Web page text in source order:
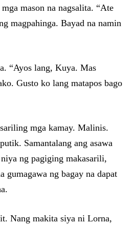
mason na nagsalita. “Ate
magpahinga. Bayad na namin
“Ayos lang, Kuya. Mas
Gusto ko lang matapos bago
mga kamay. Malinis.
Samantalang ang asawa
ng pagiging makasarili,
gumagawa ng bagay na dapat
Nang makita siya ni Lorna,